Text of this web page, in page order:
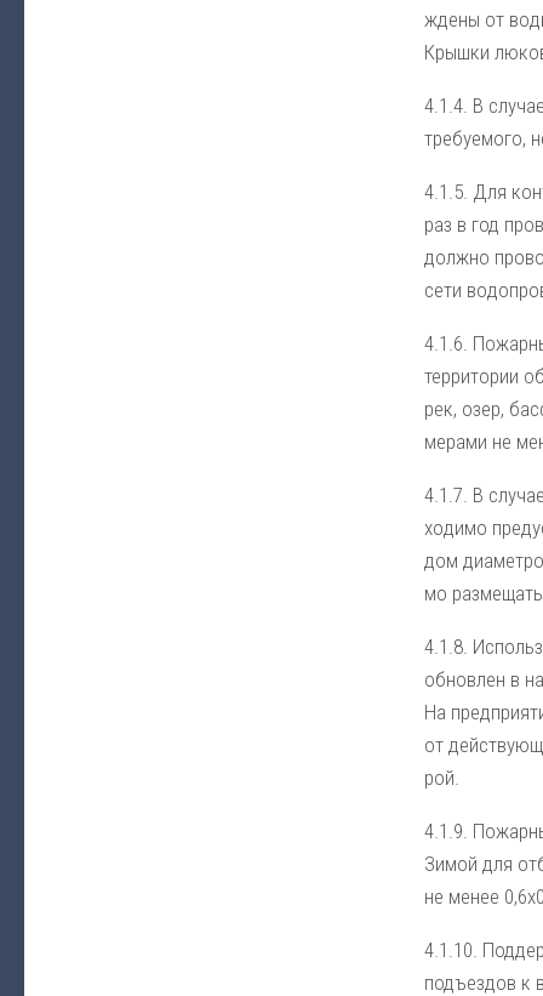
ж­де­ны от
Крыш­ки
4.1.4. В
тре­буе­мо­го,
4.1.5. Для
раз в год
долж­но
се­ти
4.1.6.
тер­ри­то­рии
рек, озер,
ме­ра­ми не
4.1.7. В
хо­ди­мо
дом
мо
4.1.8.
об­нов­лен в
На
от
рой.
4.1.9.
Зи­мой для
не ме­нее
4.1.10.
подъ­ез­дов к